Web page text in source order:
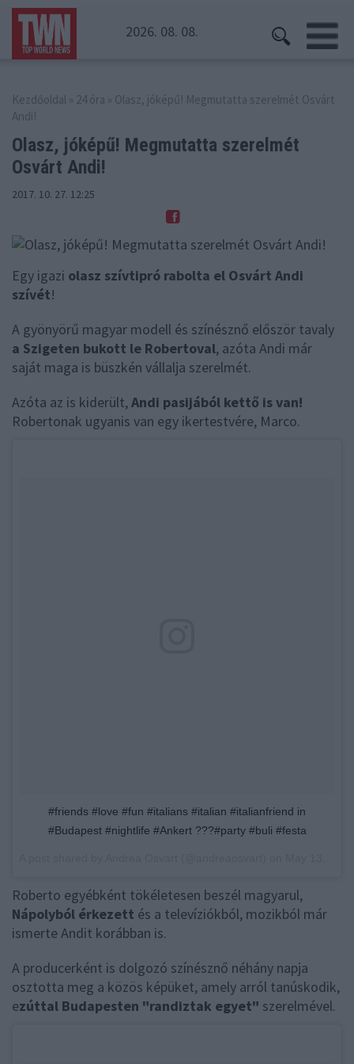
2026. 08. 08.
Kezdőoldal » 24 óra » Olasz, jóképű! Megmutatta szerelmét Osvárt
Andi!
Olasz, jóképű! Megmutatta szerelmét
Osvárt Andi!
2017. 10. 27. 12:25
Egy igazi olasz szívtipró rabolta el Osvárt Andi
szívét!
A gyönyörű magyar modell és színésznő először tavaly
a Szigeten bukott le Robertoval, azóta Andi már
saját maga is büszkén vállalja szerelmét.
Azóta az is kiderült,Andi pasijából kettő is van!
Robertonak ugyanis van egy ikertestvére, Marco.
#friends #love #fun #italians #italian #italianfriend in
#Budapest #nightlife #Ankert ???#party #buli #festa
Roberto egyébként tökéletesen beszél magyarul,
Nápolyból érkezett és a televíziókból, mozikból már
ismerte Andit korábban is.
A producerként is dolgozó színésznő néhány napja
osztotta meg a közös képüket, amely arról tanúskodik,
ezúttal Budapesten "randiztak egyet" szerelmével.